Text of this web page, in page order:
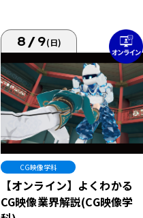
8/9(日)
CG映像学科
【オンライン】よくわかる
CG映像業界解説(CG映像学